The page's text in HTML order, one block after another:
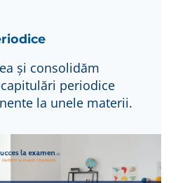
și consolidăm
periodice
la unele materii.